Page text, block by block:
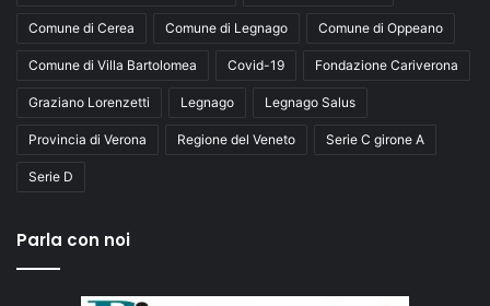
Comune di Cerea Comune di Legnago Comune di Oppeano
Comune di Villa Bartolomea Covid-19 Fondazione Cariverona
Graziano Lorenzetti Legnago Legnago Salus
Provincia di Verona Regione del Veneto Serie C girone A
Serie D
Parla con noi